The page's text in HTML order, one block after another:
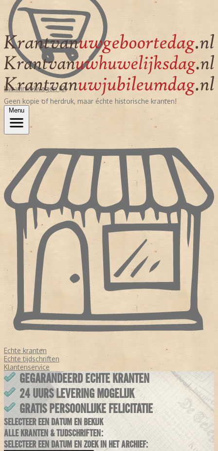
Uw winkelwagen (0)
Geen kopie of herdruk, maar échte historische kranten!
Menu
Echte kranten
Echte tijdschriften
Klantenservice
GEGARANDEERD ECHTE KRANTEN
24 UURS LEVERING MOGELIJK
GRATIS PERSOONLIJKE FELICITATIE
SELECTEER EEN DATUM EN BEKIJK
ALLE KRANTEN & TIJDSCHRIFTEN:
SELECTEER EEN DATUM EN ZOEK IN HET ARCHIEF: